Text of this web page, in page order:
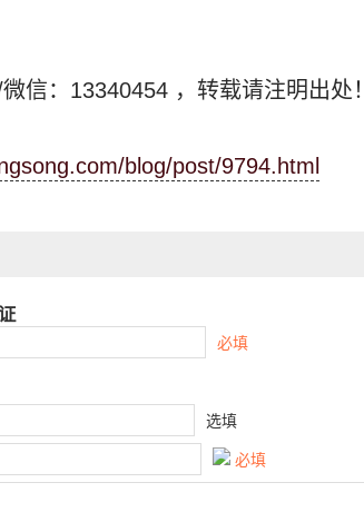
信：13340454 ，转载请注明出处！
blog/post/9794.html
必填
选填
必填